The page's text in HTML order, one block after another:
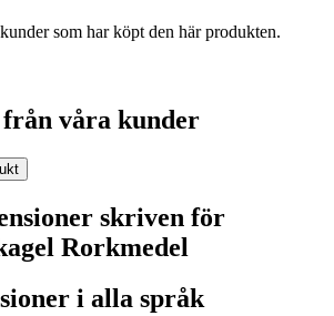
som har köpt den här produkten.
våra kunder
skriven för
Rorkmedel
i alla språk